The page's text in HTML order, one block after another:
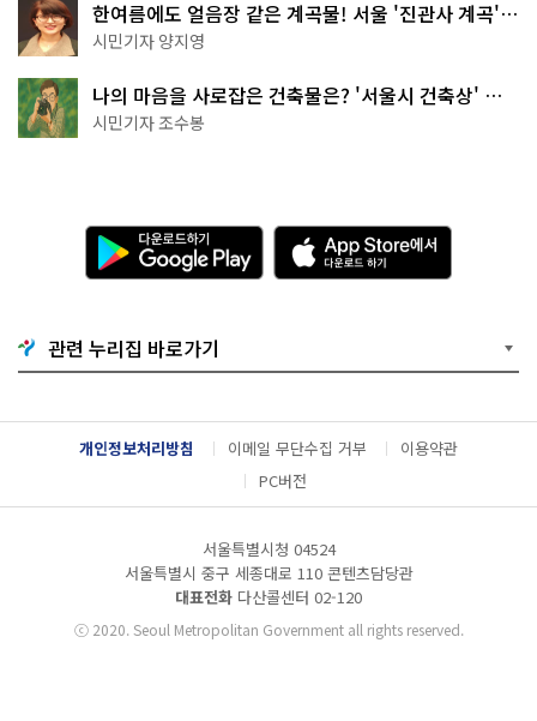
한여름에도 얼음장 같은 계곡물! 서울 '진관사 계곡'이
천국이네~
시민기자 양지영
나의 마음을 사로잡은 건축물은? '서울시 건축상' 수
상작 공개!
시민기자 조수봉
다
운
로
기
G
o
g
l
e
l
A
p
p
e
서
다
운
드
관련 누리집 바로가기
개인정보처리방침 이메일 무단수집 거부
이용약관
PC버전
서울특별시청 04524
서울특별시 중구 세종대로 110 콘텐츠담당관
대표전화 다산콜센터 02-120
ⓒ2020. Seoul Metropolitan Government all rights reserved.